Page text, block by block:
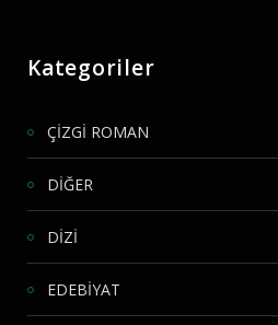
Kategoriler
ÇİZGİ ROMAN
DİĞER
DİZİ
EDEBİYAT